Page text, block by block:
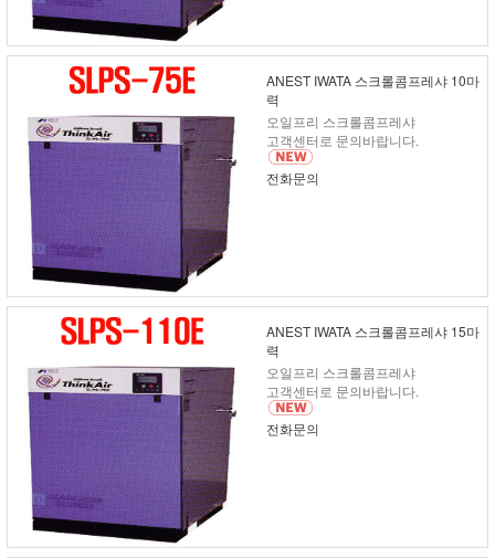
ANEST IWATA 스크롤콤프레샤 10마
력
오일프리 스크롤콤프레샤
고객센터로 문의바랍니다.
전화문의
ANEST IWATA 스크롤콤프레샤 15마
력
오일프리 스크롤콤프레샤
고객센터로 문의바랍니다.
전화문의